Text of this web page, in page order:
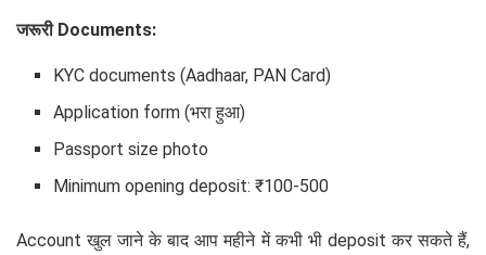
जरूरी Documents:
KYC documents (Aadhaar, PAN Card)
Application form (भरा हुआ)
Passport size photo
Minimum opening deposit: ₹100-500
Account खुल जाने के बाद आप महीने में कभी भी deposit कर सकते हैं,